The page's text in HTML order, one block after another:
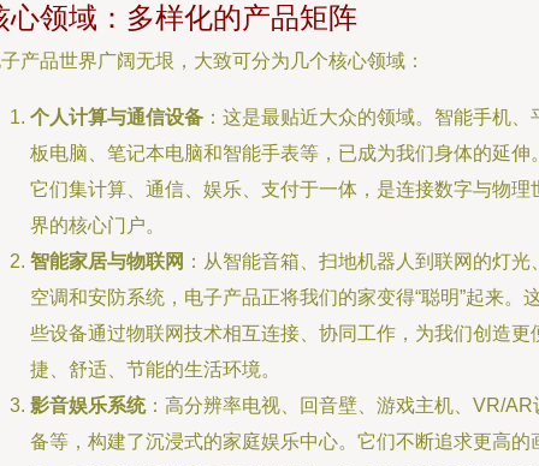
心领域：多样化的产品矩阵
产品世界广阔无垠，大致可分为几个核心领域：
个人计算与通信设备 ：这是最贴近大众的领域。智能手机、
板电脑、笔记本电脑和智能手表等，已成为我们身体的延伸
它们集计算、通信、娱乐、支付于一体，是连接数字与物理
界的核心门户。
智能家居与物联网 ：从智能音箱、扫地机器人到联网的灯光
空调和安防系统，电子产品正将我们的家变得“聪明”起来。
些设备通过物联网技术相互连接、协同工作，为我们创造更
捷、舒适、节能的生活环境。
影音娱乐系统：高分辨率电视、回音壁、游戏主机、VR/AR
备等，构建了沉浸式的家庭娱乐中心。它们不断追求更高的